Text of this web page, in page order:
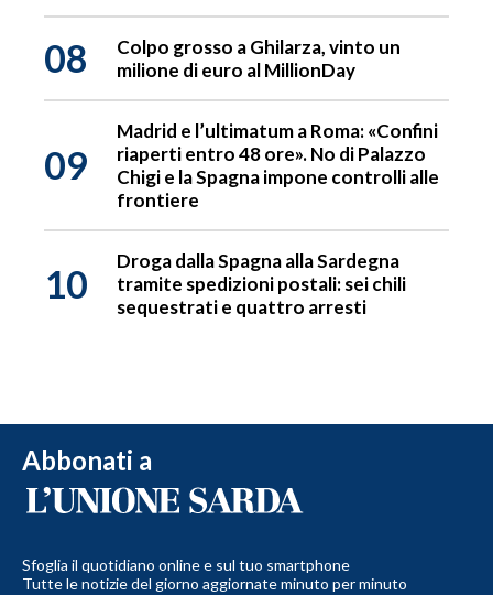
08
Colpo grosso a Ghilarza, vinto un
milione di euro al MillionDay
09
Madrid e l’ultimatum a Roma: «Confini
riaperti entro 48 ore». No di Palazzo
Chigi e la Spagna impone controlli alle
frontiere
10
Droga dalla Spagna alla Sardegna
tramite spedizioni postali: sei chili
sequestrati e quattro arresti
Abbonati a
Sfoglia il quotidiano online e sul tuo smartphone
Tutte le notizie del giorno aggiornate minuto per minuto